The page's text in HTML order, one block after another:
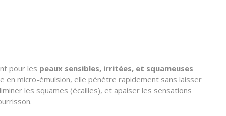
pour les peaux sensibles, irritées, et squameuses
en micro-émulsion, elle pénètre rapidement sans laisser
les squames (écailles), et apaiser les sensations